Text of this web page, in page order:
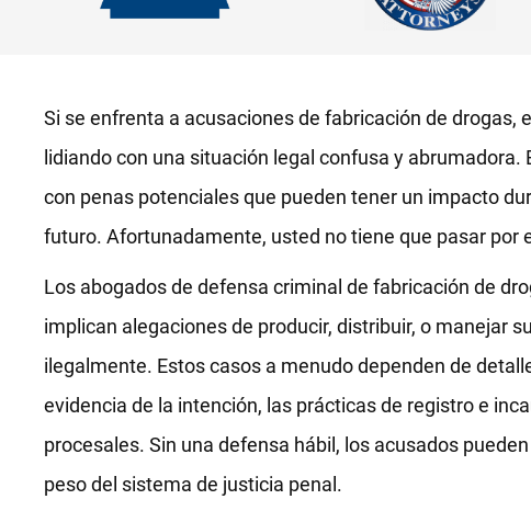
Si se enfrenta a acusaciones de fabricación de drogas,
lidiando con una situación legal confusa y abrumadora.
con penas potenciales que pueden tener un impacto
futuro. Afortunadamente, usted no tiene que pasar por
Los abogados de defensa criminal de fabricación de
implican alegaciones de producir, distribuir, o manejar
ilegalmente. Estos casos a menudo dependen de
evidencia de la intención, las prácticas de registro e
procesales. Sin una defensa hábil, los acusados
peso del sistema de justicia penal.